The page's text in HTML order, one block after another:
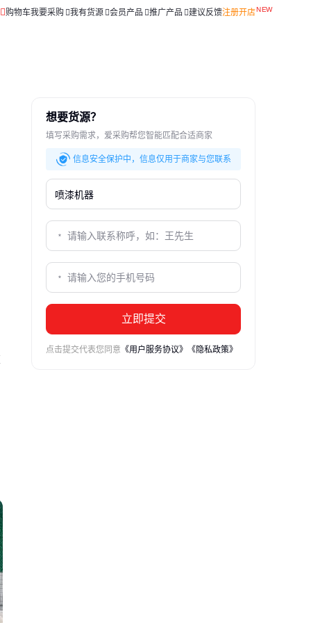
购物车我要采购 我有货源 会员产品 推广产品 建议反馈注册开店
想要货源？
填写采购需求，爱采购帮您智能匹配合适商家
信息安全保护中，信息仅用于商家与您联系
立即提交
点击提交代表您同意 《用户服务协议》 《隐私政策》